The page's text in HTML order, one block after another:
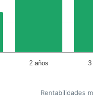
2 años 3
Rentabilidades